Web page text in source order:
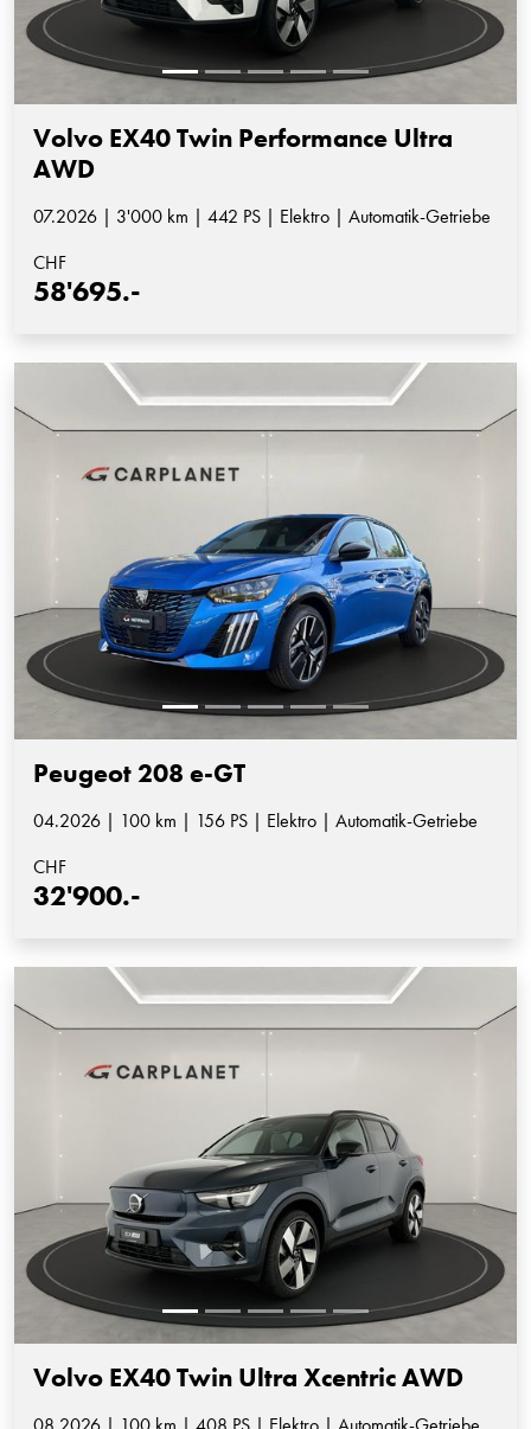
Volvo EX40 Twin Performance Ultra
AWD
07.2026 | 3'000 km | 442 PS | Elektro | Automatik-Getriebe
CHF
58'695.-
Peugeot 208 e-GT
04.2026 | 100 km | 156 PS | Elektro | Automatik-Getriebe
CHF
32'900.-
Volvo EX40 Twin Ultra Xcentric AWD